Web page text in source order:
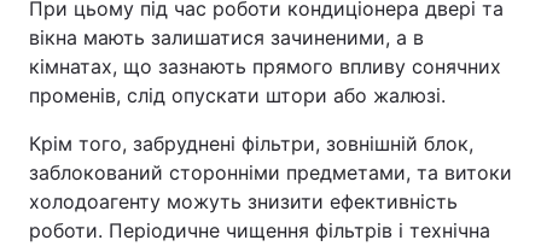
При цьому під час роботи кондиціонера двері та
вікна мають залишатися зачиненими, а в
кімнатах, що зазнають прямого впливу сонячних
променів, слід опускати штори або жалюзі.
Крім того, забруднені фільтри, зовнішній блок,
заблокований сторонніми предметами, та витоки
холодоагенту можуть знизити ефективність
роботи. Періодичне чищення фільтрів і технічна